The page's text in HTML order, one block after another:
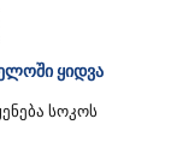
ყიდვა
სოკოს